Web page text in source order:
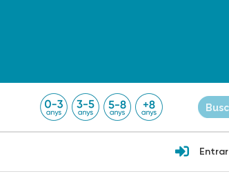
Entrar